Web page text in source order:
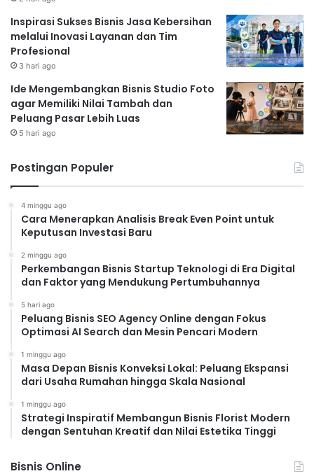
Inspirasi Sukses Bisnis Jasa Kebersihan
melalui Inovasi Layanan dan Tim
Profesional
3 hari ago
Ide Mengembangkan Bisnis Studio Foto
agar Memiliki Nilai Tambah dan
Peluang Pasar Lebih Luas
5 hari ago
Postingan Populer
4 minggu ago
Cara Menerapkan Analisis Break Even Point untuk
Keputusan Investasi Baru
2 minggu ago
Perkembangan Bisnis Startup Teknologi di Era Digital
dan Faktor yang Mendukung Pertumbuhannya
5 hari ago
Peluang Bisnis SEO Agency Online dengan Fokus
Optimasi AI Search dan Mesin Pencari Modern
1 minggu ago
Masa Depan Bisnis Konveksi Lokal: Peluang Ekspansi
dari Usaha Rumahan hingga Skala Nasional
1 minggu ago
Strategi Inspiratif Membangun Bisnis Florist Modern
dengan Sentuhan Kreatif dan Nilai Estetika Tinggi
Bisnis Online